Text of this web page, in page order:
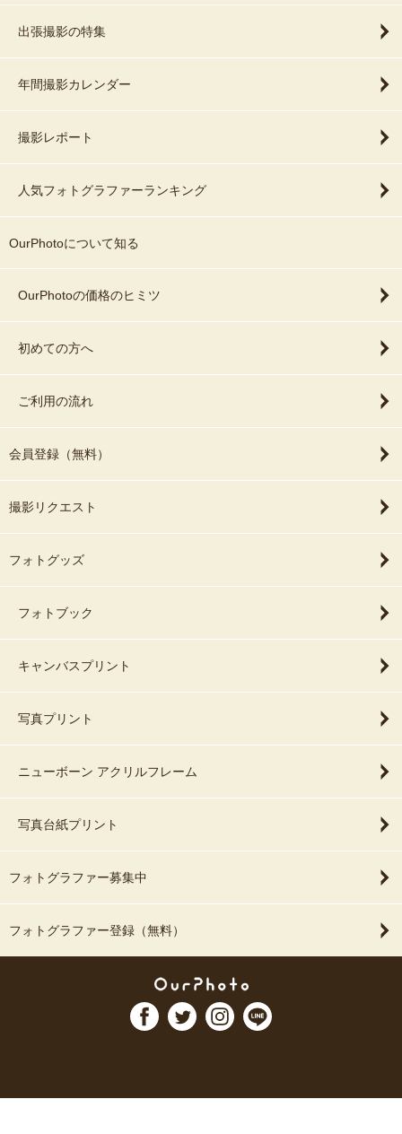
出張撮影の特集
年間撮影カレンダー
撮影レポート
人気フォトグラファーランキング
OurPhotoについて知る
OurPhotoの価格のヒミツ
初めての方へ
ご利用の流れ
会員登録（無料）
撮影リクエスト
フォトグッズ
フォトブック
キャンバスプリント
写真プリント
ニューボーン アクリルフレーム
写真台紙プリント
フォトグラファー募集中
フォトグラファー登録（無料）